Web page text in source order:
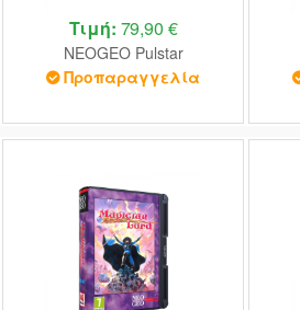
Τιμή: 79,90 €
NEOGEO Pulstar
Προπαραγγελία